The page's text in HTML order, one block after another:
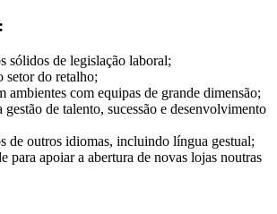
sólidos de legislação laboral;
setor do retalho;
ambientes com equipas de grande dimensão;
de talento, sucessão e desenvolvimento
de outros idiomas, incluindo língua gestual;
para apoiar a abertura de novas lojas noutras